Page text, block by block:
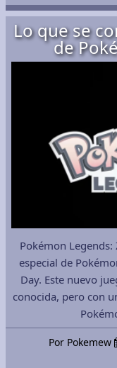
Lo que se
de
Pokémon
especial de
Day. Este nuevo
conocida, pero con
Por Pokemew